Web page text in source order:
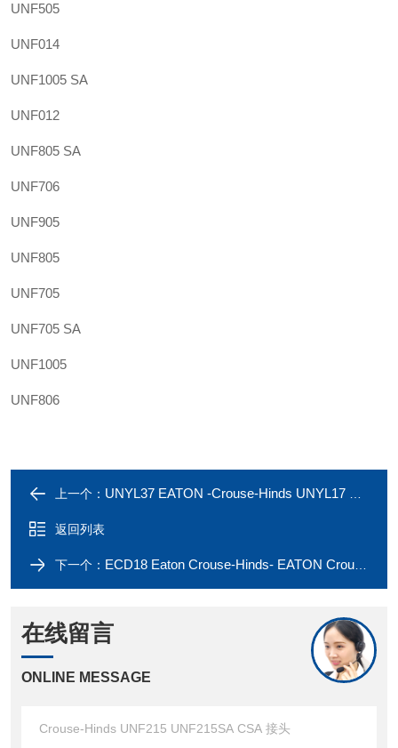
UNF505
UNF014
UNF1005 SA
UNF012
UNF805 SA
UNF706
UNF905
UNF805
UNF705
UNF705 SA
UNF1005
UNF806
上一个： UNYL37 EATON -Crouse-Hinds UNYL17 UNYL27 UL由任接头
返回列表
下一个： ECD18 Eaton Crouse-Hinds- EATON Crouse-Hinds ECD284 breather/drain
在线留言
ONLINE MESSAGE